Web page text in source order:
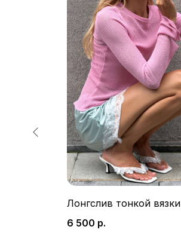
Лонгслив тонкой вязки
6 500 р.